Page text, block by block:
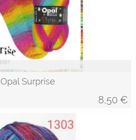
Opal Surprise
8,50 €